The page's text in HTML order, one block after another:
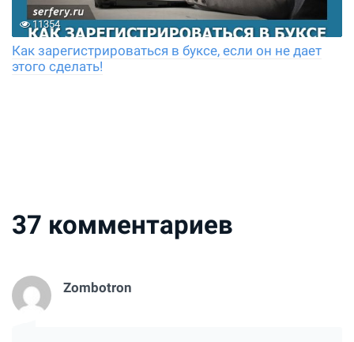
11354
Как зарегистрироваться в буксе, если он не дает
этого сделать!
37 комментариев
Zombotron